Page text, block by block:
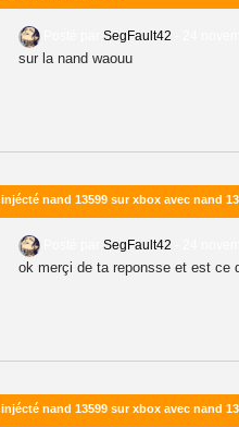
SegFault42
sur la nand waouu
injécté nand 13599 sur xbox avec nand
SegFault42
ok merçi de ta reponsse et est ce
injécté nand 13599 sur xbox avec nand